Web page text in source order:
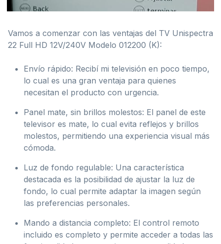
Vamos a comenzar con las ventajas del TV Unispectra
22 Full HD 12V/240V Modelo 012200 (K):
Envío rápido: Recibí mi televisión en poco tiempo,
lo cual es una gran ventaja para quienes
necesitan el producto con urgencia.
Panel mate, sin brillos molestos: El panel de este
televisor es mate, lo cual evita reflejos y brillos
molestos, permitiendo una experiencia visual más
cómoda.
Luz de fondo regulable: Una característica
destacada es la posibilidad de ajustar la luz de
fondo, lo cual permite adaptar la imagen según
las preferencias personales.
Mando a distancia completo: El control remoto
incluido es completo y permite acceder a todas las